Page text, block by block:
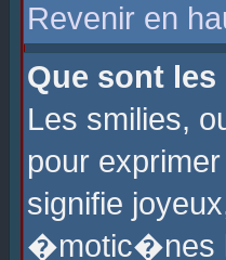
Revenir en
Que sont
Les smilies,
pour
signifie
�motic�nes